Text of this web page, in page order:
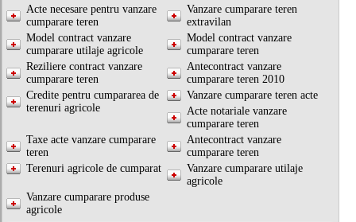
Acte necesare pentru vanzare
cumparare teren
Vanzare cumparare teren
extravilan
Model contract vanzare
cumparare utilaje agricole
Model contract vanzare
cumparare teren
Reziliere contract vanzare
cumparare teren
Antecontract vanzare
cumparare teren 2010
Credite pentru cumpararea de
terenuri agricole
Vanzare cumparare teren acte
Acte notariale vanzare
cumparare teren
Taxe acte vanzare cumparare
teren
Antecontract vanzare
cumparare teren
Terenuri agricole de cumparat
Vanzare cumparare utilaje
agricole
Vanzare cumparare produse
agricole